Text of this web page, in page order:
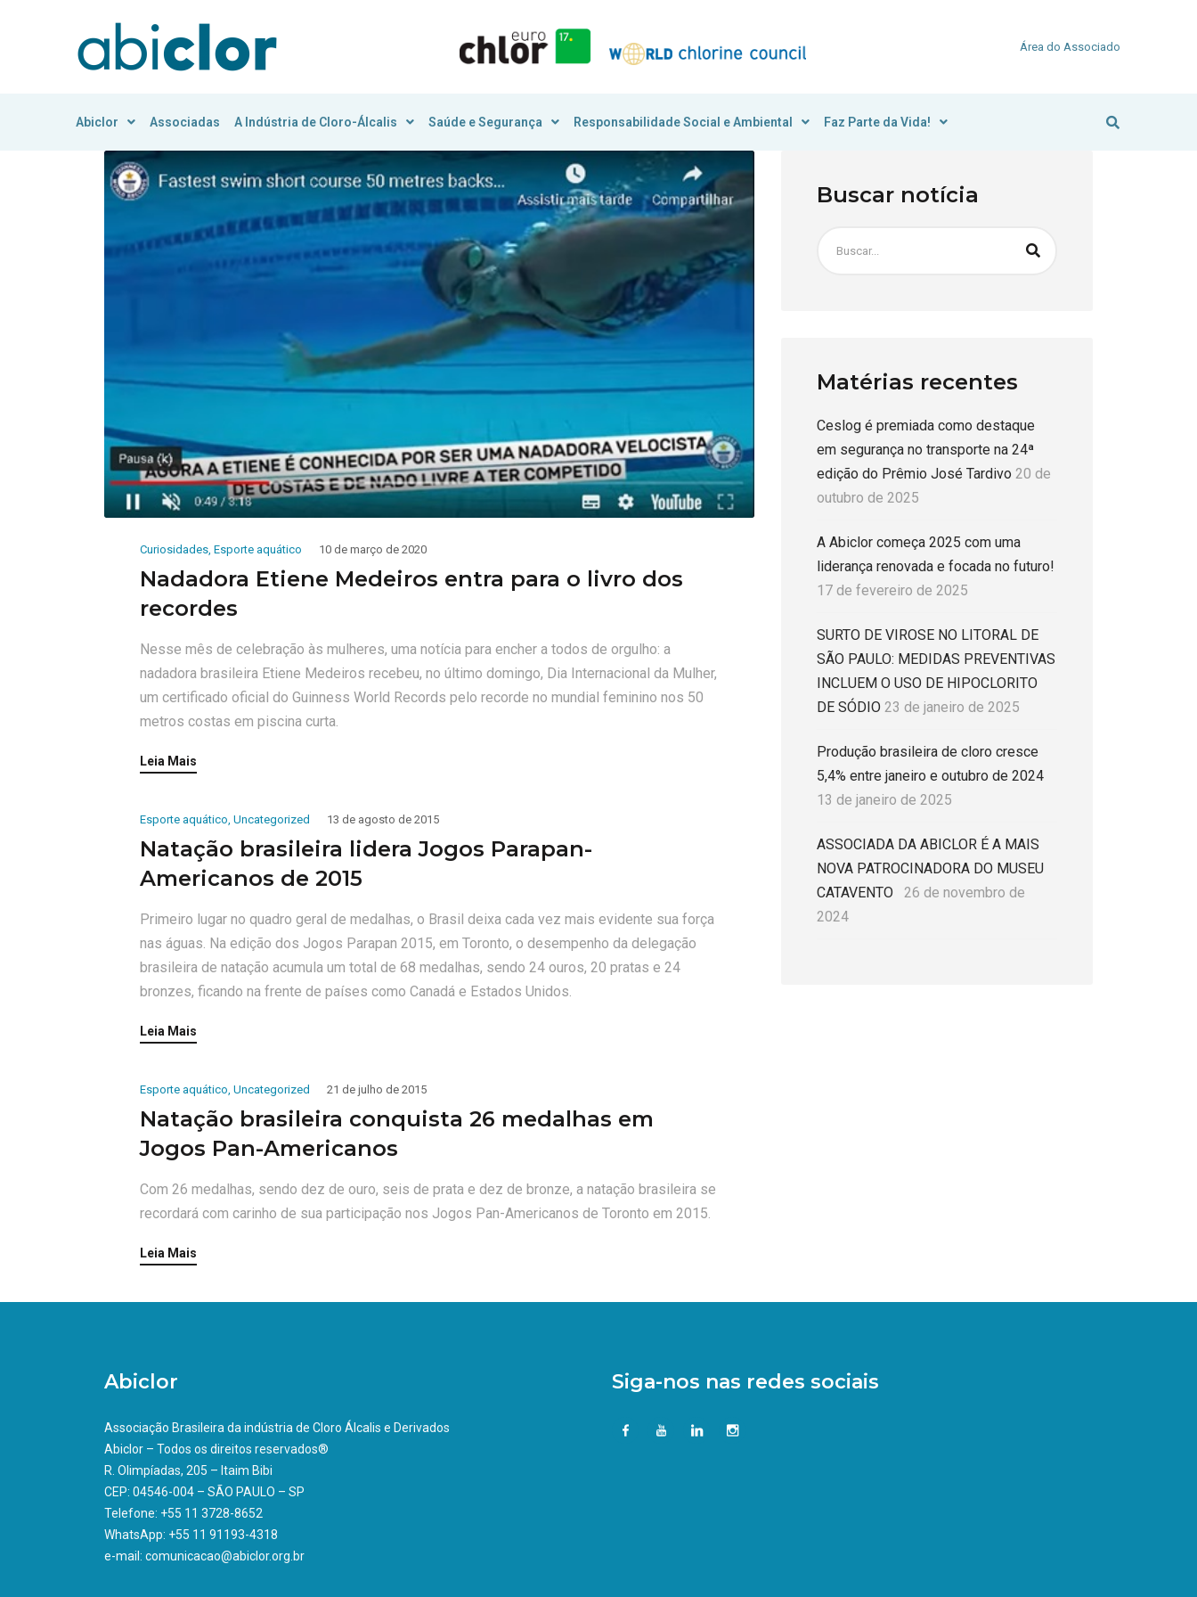
Área do Associado
Abiclor Associadas A Indústria de Cloro-Álcalis Saúde e Segurança Responsabilidade Social e Ambiental Faz Parte da Vida!
Curiosidades, Esporte aquático 10 de março de 2020
Nadadora Etiene Medeiros entra para o livro dos
recordes
Nesse mês de celebração às mulheres, uma notícia para encher a todos de orgulho: a
nadadora brasileira Etiene Medeiros recebeu, no último domingo, Dia Internacional da Mulher,
um certificado oficial do Guinness World Records pelo recorde no mundial feminino nos 50
metros costas em piscina curta.
Leia Mais
Esporte aquático, Uncategorized 13 de agosto de 2015
Natação brasileira lidera Jogos Parapan-
Americanos de 2015
Primeiro lugar no quadro geral de medalhas, o Brasil deixa cada vez mais evidente sua força
nas águas. Na edição dos Jogos Parapan 2015, em Toronto, o desempenho da delegação
brasileira de natação acumula um total de 68 medalhas, sendo 24 ouros, 20 pratas e 24
bronzes, ficando na frente de países como Canadá e Estados Unidos.
Leia Mais
Esporte aquático, Uncategorized 21 de julho de 2015
Natação brasileira conquista 26 medalhas em
Jogos Pan-Americanos
Com 26 medalhas, sendo dez de ouro, seis de prata e dez de bronze, a natação brasileira se
recordará com carinho de sua participação nos Jogos Pan-Americanos de Toronto em 2015.
Leia Mais
Buscar notícia
Matérias recentes
Ceslog é premiada como destaque
em segurança no transporte na 24ª
edição do Prêmio José Tardivo 20 de
outubro de 2025
A Abiclor começa 2025 com uma
liderança renovada e focada no futuro!
17 de fevereiro de 2025
SURTO DE VIROSE NO LITORAL DE
SÃO PAULO: MEDIDAS PREVENTIVAS
INCLUEM O USO DE HIPOCLORITO
DE SÓDIO 23 de janeiro de 2025
Produção brasileira de cloro cresce
5,4% entre janeiro e outubro de 2024
13 de janeiro de 2025
ASSOCIADA DA ABICLOR É A MAIS
NOVA PATROCINADORA DO MUSEU
CATAVENTO
26 de novembro de
2024
Abiclor
Associação Brasileira da indústria de Cloro Álcalis e Derivados
Abiclor – Todos os direitos reservados®
R. Olimpíadas, 205 – Itaim Bibi
CEP: 04546-004 – SÃO PAULO – SP
Telefone: +55 11 3728-8652
WhatsApp: +55 11 91193-4318
e-mail: comunicacao@abiclor.org.br
Siga-nos nas redes sociais